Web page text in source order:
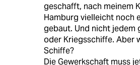
geschafft, nach meinem
Hamburg vielleicht noch
gebaut. Und nicht jedem
oder Kriegsschiffe. Aber
Schiffe?
Die Gewerkschaft muss